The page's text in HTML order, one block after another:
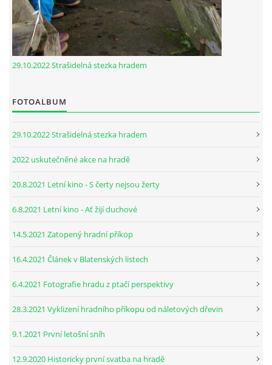
29.10.2022 Strašidelná stezka hradem
FOTOALBUM
29.10.2022 Strašidelná stezka hradem
2022 uskutečněné akce na hradě
20.8.2021 Letní kino - S čerty nejsou žerty
6.8.2021 Letní kino - Ať žijí duchové
14.5.2021 Zatopený hradní příkop
16.4.2021 Článek v Blatenských listech
6.4.2021 Fotografie hradu z ptačí perspektivy
28.3.2021 Vyklizení hradního příkopu od náletových dřevin
9.1.2021 První letošní sníh
12.9.2020 Historicky první svatba na hradě